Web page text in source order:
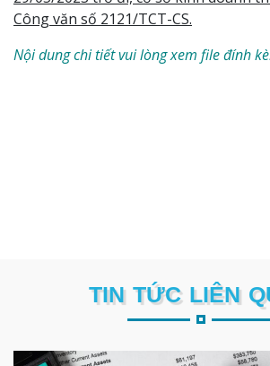
Công văn số 2121/TCT-CS.
Nội dung chi tiết vui lòng xem file đính
TIN TỨC LIÊN